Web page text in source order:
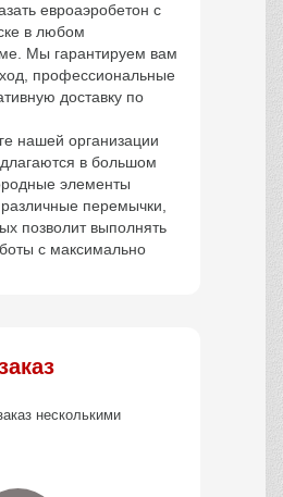
евроаэробетон с
в любом
Мы гарантируем вам
профессиональные
доставку по
нашей организации
в большом
элементы
различные перемычки,
позволит выполнять
с максимально
несколькими